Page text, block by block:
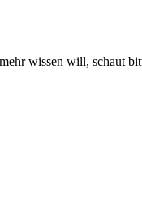
wissen will, schaut